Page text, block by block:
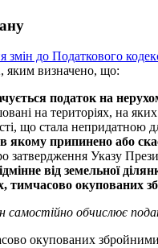
до Податкового
яким визначено, що:
податок на
на територіях, на
що стала непридатною
якому припинено або
Указу
від земельної
тимчасово окупованих
обчислює
окупованих